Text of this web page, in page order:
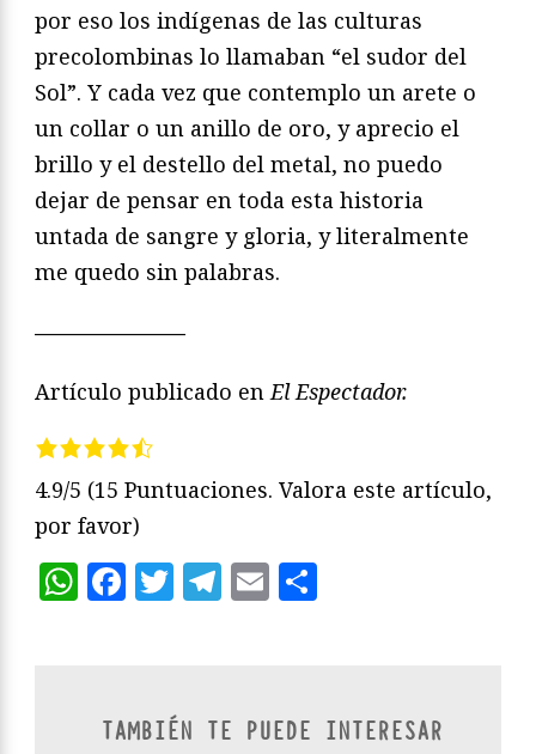
por eso los indígenas de las culturas
precolombinas lo llamaban “el sudor del
Sol”. Y cada vez que contemplo un arete o
un collar o un anillo de oro, y aprecio el
brillo y el destello del metal, no puedo
dejar de pensar en toda esta historia
untada de sangre y gloria, y literalmente
me quedo sin palabras.
———————
Artículo publicado en El Espectador.
4.9/5 (15 Puntuaciones. Valora este artículo,
por favor)
WhatsApp
Facebook
Twitter
Telegram
Email
TAMBIÉN TE PUEDE INTERESAR